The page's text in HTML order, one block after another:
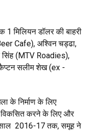
मिलियन डॉलर की बाहरी
Cafe), अश्विन चड्ढा,
(MTV Roadies),
सलीम शेख (ex -
के निर्माण के लिए
करने के लिए और
2016-17 तक, समूह ने